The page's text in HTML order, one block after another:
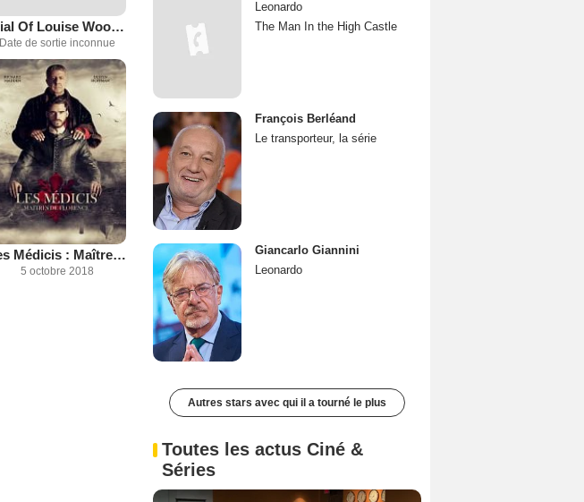
Trial Of Louise Woodward
Date de sortie inconnue
Les Médicis : Maîtres de Florence / Lorenzo le Magnifique
5 octobre 2018
Leonardo
The Man In the High Castle
François Berléand
Le transporteur, la série
Giancarlo Giannini
Leonardo
Autres stars avec qui il a tourné le plus
Toutes les actus Ciné &
Séries